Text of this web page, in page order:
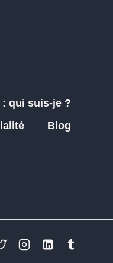
qui suis-je ?
Blog